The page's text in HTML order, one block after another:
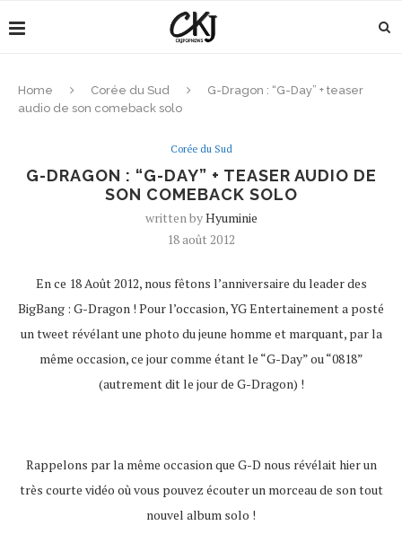
Home Corée du Sud
G-Dragon : “G-Day” + teaser
audio de son comeback solo
Corée du Sud
G-DRAGON : “G-DAY” + TEASER AUDIO DE
SON COMEBACK SOLO
written byHyuminie
18 août 2012
En ce 18 Août 2012, nous fêtons l’anniversaire du leader des
BigBang : G-Dragon ! Pour l’occasion, YG Entertainement a posté
un tweet révélant une photo du jeune homme et marquant, par la
même occasion, ce jour comme étant le “G-Day” ou “0818”
(autrement dit le jour de G-Dragon) !
Rappelons par la même occasion que G-D nous révélait hier un
très courte vidéo où vous pouvez écouter un morceau de son tout
nouvel album solo !